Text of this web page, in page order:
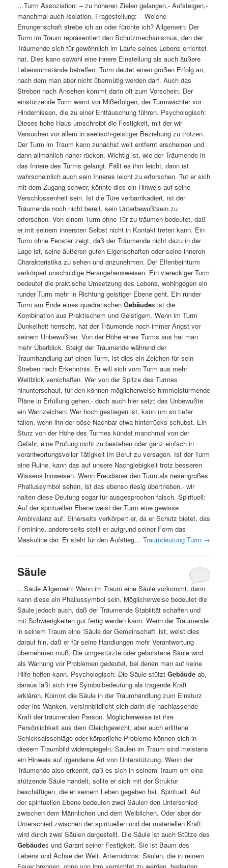
…Turm Assoziation: – zu höheren Zielen gelangen,- Aufsteigen,-
manchmal auch Isolation. Fragestellung: – Welche
Errungenschaft strebe ich an oder fürchte ich? Allgemein: Der
Turm im Traum repräsentiert den Schutzmechanismus, den der
Träumende sich für gewöhnlich im Laufe seines Lebens errichtet
hat. Dies kann sowohl eine innere Einstellung als auch äußere
Lebensumstände betreffen. Turm deutet einen großen Erfolg an,
nach dem man aber nicht übermütig werden darf. Auch das
Streben nach Ansehen kommt darin oft zum Vorschein. Der
einstürzende Turm warnt vor Mißerfolgen, der Turmwächter vor
Hindernissen, die zu einer Enttäuschung führen. Psychologisch:
Dieses hohe Haus umschreibt die Festigkeit, mit der wir
Versuchen vor allem in seelisch-geistiger Beziehung zu trotzen.
Der Turm im Traum kann zunächst weit entfernt erscheinen und
dann allmählich näher rücken. Wichtig ist, wie der Träumende in
das Innere des Turms gelangt. Fällt es ihm leicht, dann ist
wahrscheinlich auch sein Inneres leicht zu erforschen. Tut er sich
mit dem Zugang schwer, könnte dies ein Hinweis auf seine
Verschlossenheit sein. Ist die Türe verbarrikadiert, ist der
Träumende noch nicht bereit, sein Unterbewußtsein zu
erforschen. Von einem Turm ohne Tür zu träumen bedeutet, daß
er mit seinem innersten Selbst nicht in Kontakt treten kann. Ein
Turm ohne Fenster zeigt, daß der Träumende nicht dazu in der
Lage ist, seine äußeren guten Eigenschaften oder seine inneren
Charakteristika zu sehen und anzunehmen. Der Elfenbeinturm
verkörpert unschuldige Herangehensweisen. Ein viereckiger Turm
bedeutet die praktische Umsetzung des Lebens, wohingegen ein
runder Turm mehr in Richtung geistiger Ebene geht. Ein runder
Turm am Ende eines quadratischenGebäudes ist die
Kombination aus Praktischem und Geistigem. Wenn im Turm
Dunkelheit herrscht, hat der Träumende noch immer Angst vor
seinem Unbewußten. Von der Höhe eines Turms aus hat man
mehr Überblick. Steigt der Träumende während der
Traumhandlung auf einen Turm, ist dies ein Zeichen für sein
Streben nach Erkenntnis. Er will sich vom Turm aus mehr
Weitblick verschaffen. Wer von der Spitze des Turmes
hinunterschaut, für den können möglicherweise himmelstürmende
Pläne in Erfüllung gehen,- doch auch hier setzt das Unbewußte
ein Warnzeichen: Wer hoch gestiegen ist, kann um so tiefer
fallen, wenn ihn der böse Nachbar etwa hinterrücks schubst. Ein
Sturz von der Höhe des Turmes kündet manchmal von der
Gefahr, eine Prüfung nicht zu bestehen oder ganz einfach in
verantwortungsvoller Tätigkeit im Beruf zu versagen. Ist der Turm
eine Ruine, kann das auf unsere Nachgiebigkeit trotz besseren
Wissens hinweisen. Wenn Freudianer den Turm als riesengroßes
Phallussymbol sehen, ist das ebenso riesig übertrieben,- wir
halten diese Deutung sogar für ausgesprochen falsch. Spirituell:
Auf der spirituellen Ebene weist der Turm eine gewisse
Ambivalenz auf. Einerseits verkörpert er, da er Schutz bietet, das
Feminine, andererseits stellt er aufgrund seiner Form das
Maskuline dar. Er steht für den Aufstieg…Traumdeutung Turm →
Säule
…Säule Allgemein: Wenn im Traum eine Säule vorkommt, dann
kann diese ein Phallussymbol sein. Möglicherweise bedeutet die
Säule jedoch auch, daß der Träumende Stabilität schaffen und
mit Schwierigkeiten gut fertig werden kann. Wenn der Träumende
in seinem Traum eine ‘Säule der Gemeinschaft’ ist, weist dies
darauf hin, daß er für seine Handlungen mehr Verantwortung
übernehmen muß. Die umgestürzte oder geborstene Säule wird
als Warnung vor Problemen gedeutet, bei denen man auf keine
Hilfe hoffen kann. Psychologisch: Die Säule stütztGebäude ab,
daraus läßt sich ihre Symbolbedeutung als tragende Kraft
erklären. Kommt die Säule in der Traumhandlung zum Einsturz
oder ins Wanken, versinnbildlicht sich darin die nachlassende
Kraft der träumenden Person. Möglicherweise ist ihre
Persönlichkeit aus dem Gleichgewicht, aber auch erlittene
Schicksalsschläge oder körperliche Probleme können sich in
diesem Traumbild widerspiegeln. Säulen im Traum sind meistens
ein Hinweis auf irgendeine Art von Unterstützung. Wenn der
Träumende also erkennt, daß es sich in seinem Traum um eine
stützende Säule handelt, sollte er sich mit der Struktur
beschäftigen, die er seinem Leben gegeben hat. Spirituell: Auf
der spirituellen Ebene bedeuten zwei Säulen den Unterschied
zwischen dem Männlichen und dem Weiblichen. Oder aber der
Unterschied zwischen der spirituellen und der materiellen Kraft
wird durch zwei Säulen dargestellt. Die Säule ist auch Stütze des
Gebäudes und Garant seiner Festigkeit. Sie ist Baum des
Lebens und Achse der Welt. Artemidoros: Säulen, die in reinem
Feuer brennen, ohne von ihm vernichtet zu werden, bedeuten,